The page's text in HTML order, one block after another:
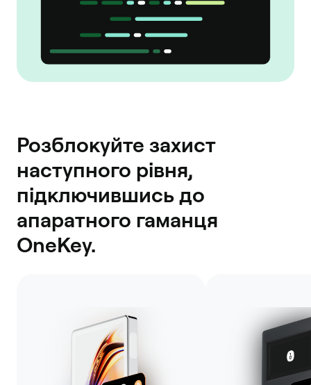
Розблокуйте захист
наступного рівня,
підключившись до
апаратного гаманця
OneKey.